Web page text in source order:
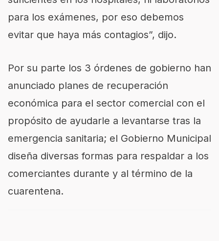
para los exámenes, por eso debemos
evitar que haya más contagios”, dijo.
Por su parte los 3 órdenes de gobierno han
anunciado planes de recuperación
económica para el sector comercial con el
propósito de ayudarle a levantarse tras la
emergencia sanitaria; el Gobierno Municipal
diseña diversas formas para respaldar a los
comerciantes durante y al término de la
cuarentena.